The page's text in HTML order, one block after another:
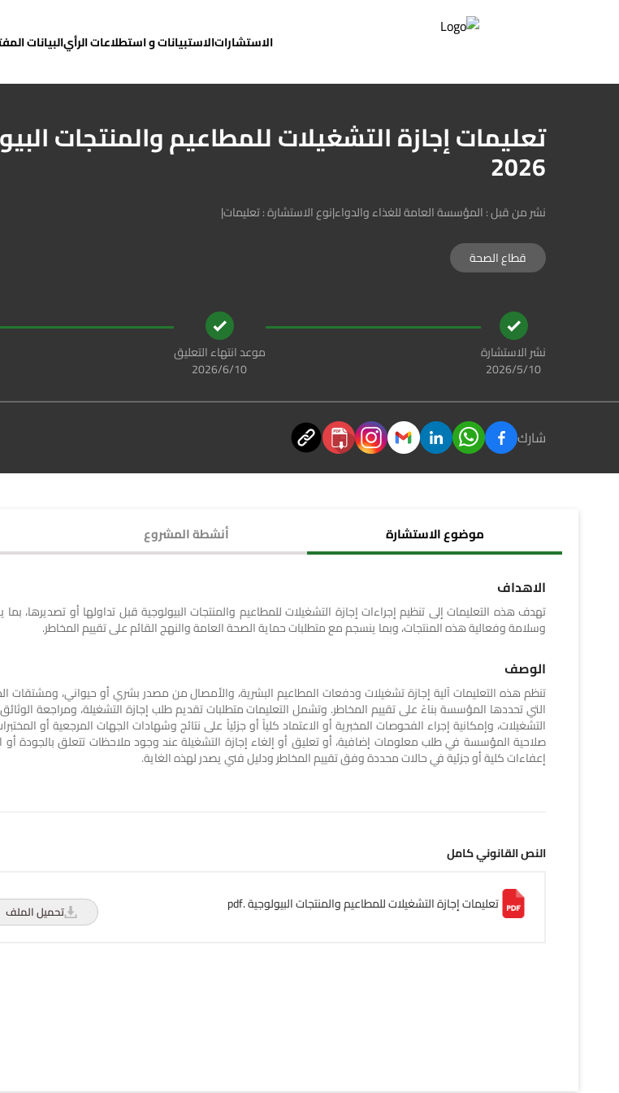
الاستشاراتالاستبيانات و استطلاعات الرأيالبيانات
الاستبيانات و استطلاعات الرأي
البيانات المفتوحةتعليمات إجازة التشغيلات للمطاعيم والمنتجات
2026
نشر من قبل : المؤسسة العامة للغذاء والدواء|نوع الاستشارة : تعليمات|
قطاع الصحة
نشر الاستشارة
10‏‏/5‏‏/2026
موعد انتهاء التعليق
10‏‏/6‏‏/2026
شارك
موضوع الاستشارة أنشطة المشروع
الاهداف
تهدف هذه التعليمات إلى تنظيم إجراءات إجازة التشغيلات للمطاعيم والمنتجات البيولوجية قبل تداولها أو تصديرها،
وسلامة وفعالية هذه المنتجات، وبما ينسجم مع متطلبات حماية الصحة العامة والنهج القائم على تقييم المخاطر.
الوصف
تنظم هذه التعليمات آلية إجازة تشغيلات ودفعات المطاعيم البشرية، والأمصال من مصدر بشري أو حيواني، ومشتقات
التي تحددها المؤسسة بناءً على تقييم المخاطر. وتشمل التعليمات متطلبات تقديم طلب إجازة التشغيلة، ومراجعة
التشغيلات، وإمكانية إجراء الفحوصات المخبرية أو الاعتماد كلياً أو جزئياً على نتائج وشهادات الجهات المرجعية أو
صلاحية المؤسسة في طلب معلومات إضافية، أو تعليق أو إلغاء إجازة التشغيلة عند وجود ملاحظات تتعلق بالجودة أو
إعفاءات كلية أو جزئية في حالات محددة وفق تقييم المخاطر ودليل فني يصدر لهذه الغاية.
النص القانوني كامل
تعليمات إجازة التشغيلات للمطاعيم والمنتجات البيولوجية .pdf تحميل الملف